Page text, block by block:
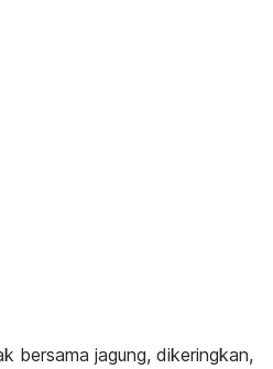
bersama jagung, dikeringkan,